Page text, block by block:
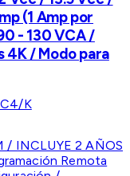
(1 Amp por
- 130 VCA /
4K / Modo para
K